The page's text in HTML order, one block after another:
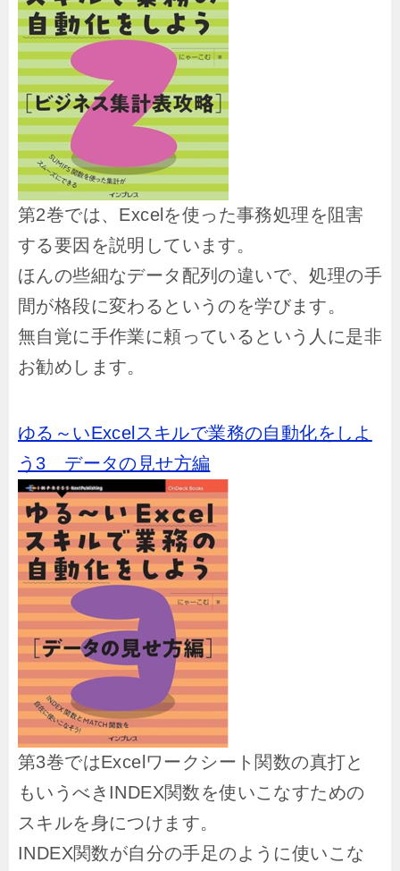
第2巻では、Excelを使った事務処理を阻害
する要因を説明しています。
ほんの些細なデータ配列の違いで、処理の手
間が格段に変わるというのを学びます。
無自覚に手作業に頼っているという人に是非
お勧めします。
ゆる～いExcelスキルで業務の自動化をしよ
う3 データの見せ方編
第3巻ではExcelワークシート関数の真打と
もいうべきINDEX関数を使いこなすための
スキルを身につけます。
INDEX関数が自分の手足のように使いこな